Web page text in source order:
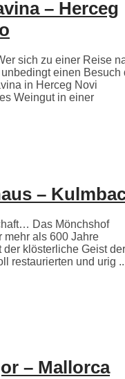
– Herceg
sich zu einer Reise
einen Besuch
in Herceg Novi
Weingut in einer
–
Das Mönchshof
mehr als 600 Jahre
klösterliche Geist der
restaurierten und urig
– Mallorca